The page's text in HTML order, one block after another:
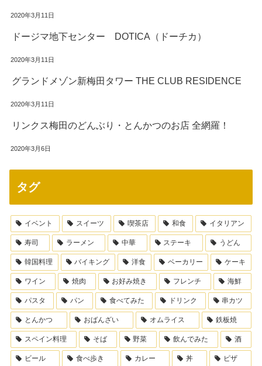
2020年3月11日
ドージマ地下センター DOTICA（ドーチカ）
2020年3月11日
グランドメゾン新梅田タワー THE CLUB RESIDENCE
2020年3月11日
リンクス梅田のどんぶり・とんかつのお店 全網羅！
2020年3月6日
タグ
イベント スイーツ 喫茶店 和食 イタリアン
寿司 ラーメン 中華 ステーキ うどん
韓国料理 バイキング 洋食 ベーカリー ケーキ
ワイン 焼肉 お好み焼き フレンチ 海鮮
パスタ パン 食べてみた ドリンク 串カツ
とんかつ おばんざい オムライス 鉄板焼
スペイン料理 そば 野菜 飲んでみた 酒
ビール 食べ歩き カレー 丼 ピザ